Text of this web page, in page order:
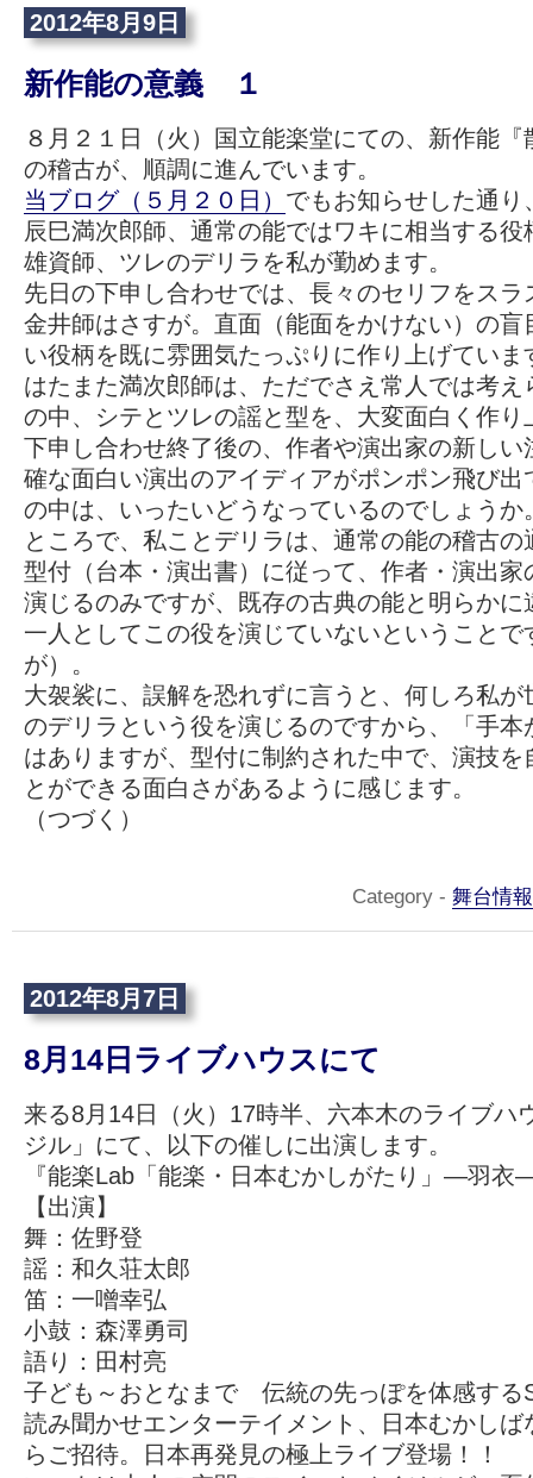
2012年8月9日
新作能の意義 １
８月２１日（火）国立能楽堂にての、新作能
の稽古が、順調に進んでいます。
当ブログ（５月２０日） でもお知らせした通
辰巳満次郎師、通常の能ではワキに相当する
雄資師、ツレのデリラを私が勤めます。
先日の下申し合わせでは、長々のセリフをス
金井師はさすが。直面（能面をかけない）の盲
い役柄を既に雰囲気たっぷりに作り上げていま
はたまた満次郎師は、ただでさえ常人では考
の中、シテとツレの謡と型を、大変面白く作り
下申し合わせ終了後の、作者や演出家の新しい
確な面白い演出のアイディアがポンポン飛び出
の中は、いったいどうなっているのでしょうか
ところで、私ことデリラは、通常の能の稽古
型付（台本・演出書）に従って、作者・演出家
演じるのみですが、既存の古典の能と明らかに
一人としてこの役を演じていないということで
が）。
大袈裟に、誤解を恐れずに言うと、何しろ私
のデリラという役を演じるのですから、「手本
はありますが、型付に制約された中で、演技
とができる面白さがあるように感じます。
（つづく）
Category - 舞台情報
2012年8月7日
8月14日ライブハウスにて
来る8月14日（火）17時半、六本木のライブハ
ジル」にて、以下の催しに出演します。
『能楽Lab「能楽・日本むかしがたり」―羽衣
【出演】
舞：佐野登
謡：和久荘太郎
笛：一噌幸弘
小鼓：森澤勇司
語り：田村亮
子ども～おとなまで 伝統の先っぽを体感す
読み聞かせエンターテイメント、日本むかしば
らご招待。日本再発見の極上ライブ登場！！